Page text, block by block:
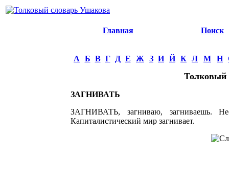
Главная Поиск
А Б В Г Д Е Ж З И Й К Л М Н
Толковый
ЗАГНИВАТЬ
ЗАГНИВАТЬ, загниваю, загниваешь.
Капиталистический мир загнивает.